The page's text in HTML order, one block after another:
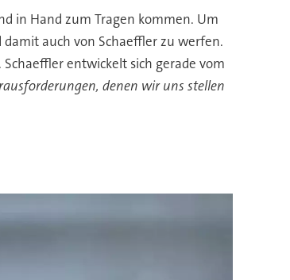
in Hand zum Tragen kommen. Um
auch von Schaeffler zu werfen.
entwickelt sich gerade vom
denen wir uns stellen